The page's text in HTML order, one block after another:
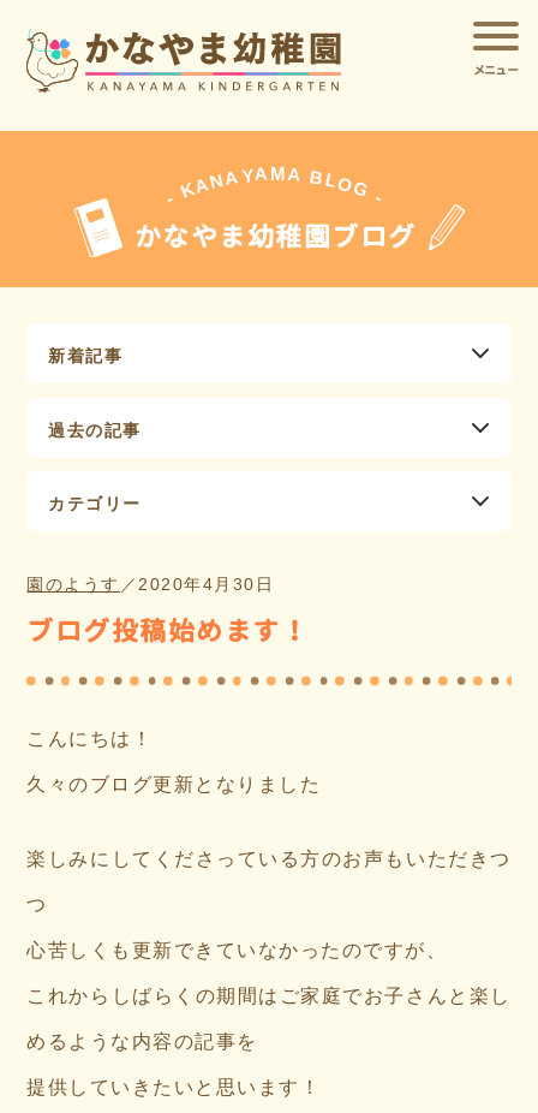
メニュー
- KANAYA MA BLOG -
かなやま幼稚園ブログ
新着記事
過去の記事
カテゴリー
園のようす ／ 2020年4月30日
ブログ投稿始めます！
こんにちは！
久々のブログ更新となりました
楽しみにしてくださっている方のお声もいただきつ
つ
心苦しくも更新できていなかったのですが、
これからしばらくの期間はご家庭でお子さんと楽し
めるような内容の記事を
提供していきたいと思います！